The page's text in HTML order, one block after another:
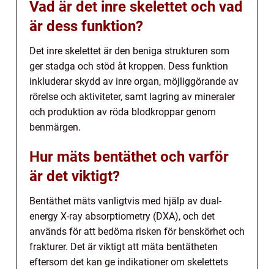
Vad är det inre skelettet och vad
är dess funktion?
Det inre skelettet är den beniga strukturen som
ger stadga och stöd åt kroppen. Dess funktion
inkluderar skydd av inre organ, möjliggörande av
rörelse och aktiviteter, samt lagring av mineraler
och produktion av röda blodkroppar genom
benmärgen.
Hur mäts bentäthet och varför
är det viktigt?
Bentäthet mäts vanligtvis med hjälp av dual-
energy X-ray absorptiometry (DXA), och det
används för att bedöma risken för benskörhet och
frakturer. Det är viktigt att mäta bentätheten
eftersom det kan ge indikationer om skelettets